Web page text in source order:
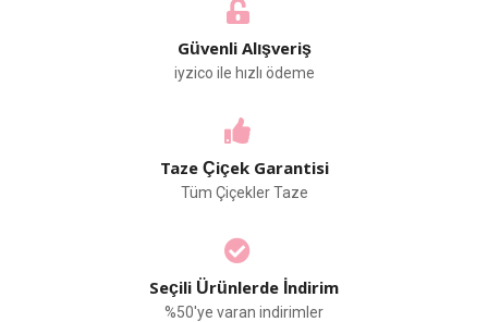
Güvenli Alışveriş
iyzico ile hızlı ödeme
Taze Çiçek Garantisi
Tüm Çiçekler Taze
Seçili Ürünlerde İndirim
%50'ye varan indirimler